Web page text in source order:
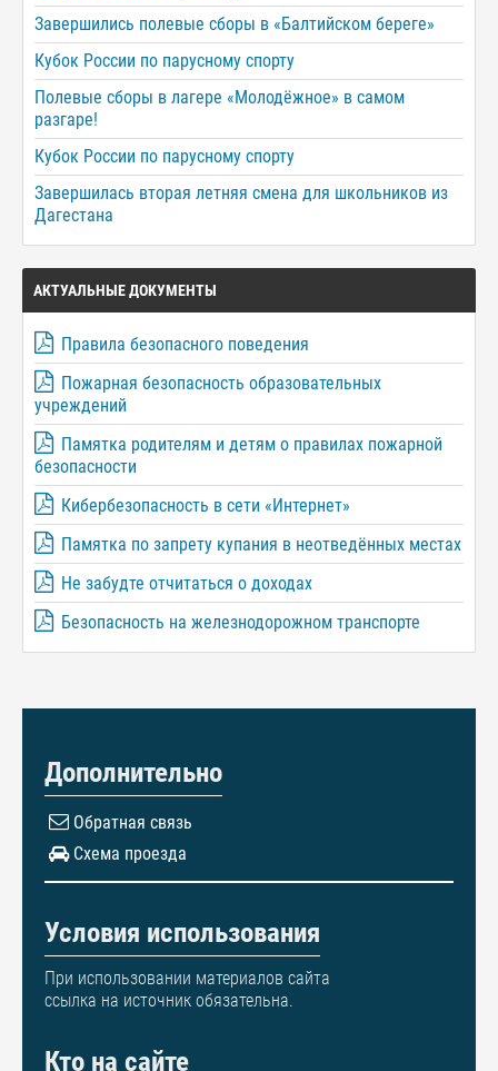
Завершились полевые сборы в «Балтийском береге»
Кубок России по парусному спорту
Полевые сборы в лагере «Молодёжное» в самом
разгаре!
Кубок России по парусному спорту
Завершилась вторая летняя смена для школьников из
Дагестана
АКТУАЛЬНЫЕ ДОКУМЕНТЫ
Правила безопасного поведения
Пожарная безопасность образовательных
учреждений
Памятка родителям и детям о правилах пожарной
безопасности
Кибербезопасность в сети «Интернет»
Памятка по запрету купания в неотведённых местах
Не забудте отчитаться о доходах
Безопасность на железнодорожном транспорте
Дополнительно
Обратная связь
Схема проезда
Условия использования
При использовании материалов сайта
ссылка на источник обязательна.
Кто на сайте